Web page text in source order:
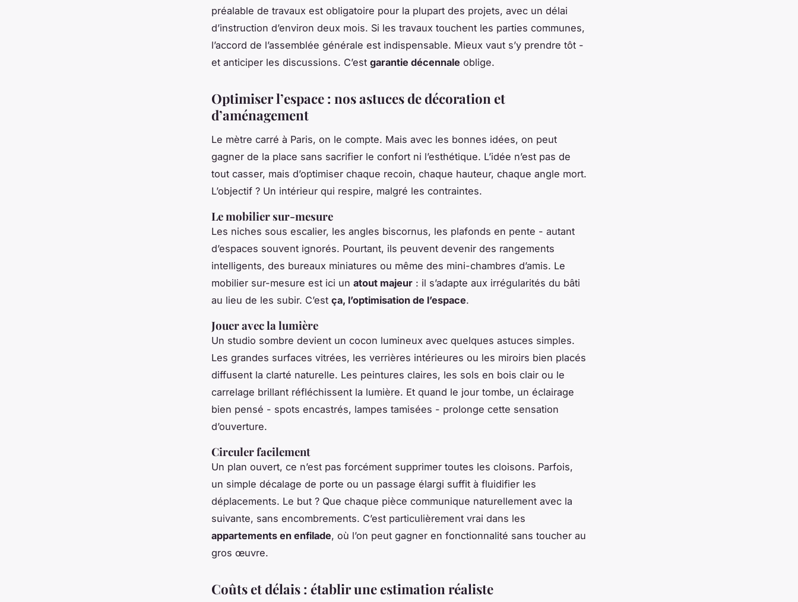
préalable de travaux est obligatoire pour la plupart des projets, avec un délai
d’instruction d’environ deux mois. Si les travaux touchent les parties communes,
l’accord de l’assemblée générale est indispensable. Mieux vaut s’y prendre tôt -
et anticiper les discussions. C’est garantie décennale oblige.
Optimiser l’espace : nos astuces de décoration et
d’aménagement
Le mètre carré à Paris, on le compte. Mais avec les bonnes idées, on peut
gagner de la place sans sacrifier le confort ni l’esthétique. L’idée n’est pas de
tout casser, mais d’optimiser chaque recoin, chaque hauteur, chaque angle mort.
L’objectif ? Un intérieur qui respire, malgré les contraintes.
Le mobilier sur-mesure
Les niches sous escalier, les angles biscornus, les plafonds en pente - autant
d’espaces souvent ignorés. Pourtant, ils peuvent devenir des rangements
intelligents, des bureaux miniatures ou même des mini-chambres d’amis. Le
mobilier sur-mesure est ici un atout majeur : il s’adapte aux irrégularités du bâti
au lieu de les subir. C’est ça, l’optimisation de l’espace.
Jouer avec la lumière
Un studio sombre devient un cocon lumineux avec quelques astuces simples.
Les grandes surfaces vitrées, les verrières intérieures ou les miroirs bien placés
diffusent la clarté naturelle. Les peintures claires, les sols en bois clair ou le
carrelage brillant réfléchissent la lumière. Et quand le jour tombe, un éclairage
bien pensé - spots encastrés, lampes tamisées - prolonge cette sensation
d’ouverture.
Circuler facilement
Un plan ouvert, ce n’est pas forcément supprimer toutes les cloisons. Parfois,
un simple décalage de porte ou un passage élargi suffit à fluidifier les
déplacements. Le but ? Que chaque pièce communique naturellement avec la
suivante, sans encombrements. C’est particulièrement vrai dans les
appartements en enfilade, où l’on peut gagner en fonctionnalité sans toucher au
gros œuvre.
Coûts et délais : établir une estimation réaliste